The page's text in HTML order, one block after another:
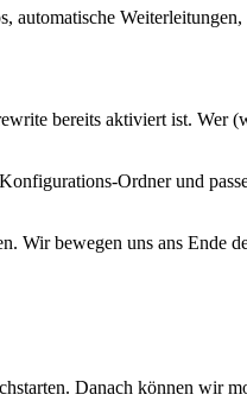
automatische
bereits aktiviert ist.
Ordner und
Wir bewegen uns ans Ende
Danach können wir